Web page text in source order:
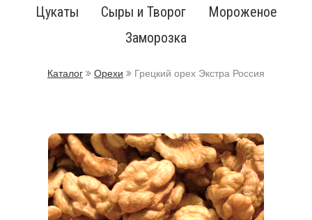
Цукаты
Сыры и Творог
Мороженое
Заморозка
Каталог Орехи Грецкий орех Экстра Россия